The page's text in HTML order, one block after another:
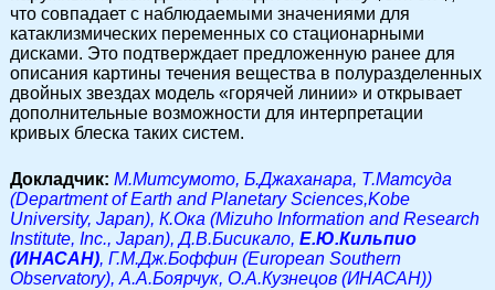
что совпадает с наблюдаемыми значениями для
катаклизмических переменных со стационарными
дисками. Это подтверждает предложенную ранее для
описания картины течения вещества в полуразделенных
двойных звездах модель «горячей линии» и открывает
дополнительные возможности для интерпретации
кривых блеска таких систем.
Докладчик: M.Митсумото, Б.Джаханара, Т.Матсуда
(Department of Earth and Planetary Sciences,Kobe
University, Japan), К.Ока (Mizuho Information and Research
Institute, Inc., Japan), Д.В.Бисикало, Е.Ю.Кильпио
(ИНАСАН), Г.М.Дж.Боффин (European Southern
Observatory), А.А.Боярчук, О.А.Кузнецов (ИНАСАН))